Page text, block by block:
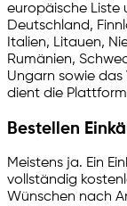
europäische Liste
Deutschland,
Italien, Litauen,
Rumänien,
Ungarn sowie das
dient die
Bestellen
Meistens ja. Ein
vollständig
Wünschen nach